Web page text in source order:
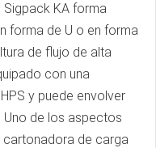
KA forma
forma de U o en forma
de flujo de alta
con una
y puede envolver
de los aspectos
de carga